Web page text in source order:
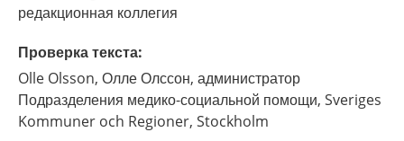
редакционная коллегия
Проверка текста:
Olle Olsson, Олле Олссон, администратор
Подразделения медико-социальной помощи, Sveriges
Kommuner och Regioner, Stockholm